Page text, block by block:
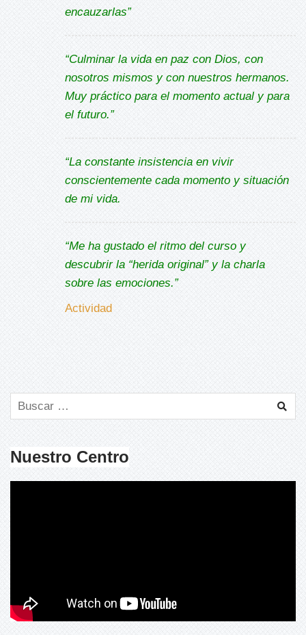
encauzarlas”
“Culminar la vida en paz con Dios, con
nosotros mismos y con nuestros hermanos.
Muy práctico para el momento actual y para
el futuro.”
“La constante insistencia en vivir
conscientemente cada momento y situación
de mi vida.
“Me ha gustado el ritmo del curso y
descubrir la “herida original” y la charla
sobre las emociones.”
Actividad
Nuestro Centro